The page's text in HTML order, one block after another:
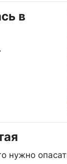
в
нужно